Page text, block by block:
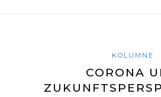
KOLUMNE
CORONA